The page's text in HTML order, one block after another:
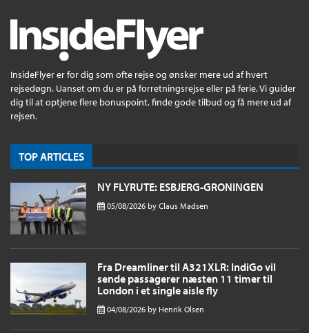
InsideFlyer er for dig som ofte rejse og ønsker mere ud af hvert
rejsedøgn. Uanset om du er på forretningsrejse eller på ferie. Vi guider
dig til at optjene flere bonuspoint, finde gode tilbud og få mere ud af
rejsen.
TOP ARTICLES
NY FLYRUTE: ESBJERG-GRONINGEN
05/08/2026 by Claus Madsen
Fra Dreamliner til A321XLR: IndiGo vil
sende passagerer næsten 11 timer til
London i et single aisle fly
04/08/2026 by Henrik Olsen